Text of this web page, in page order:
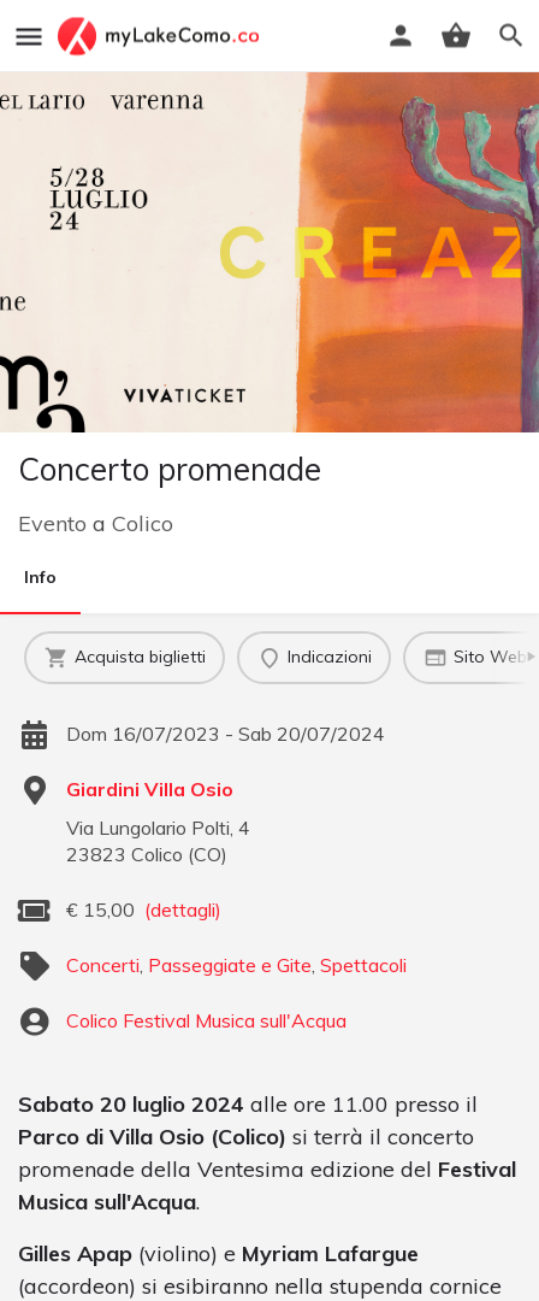
Concerto promenade
Evento a Colico
Info
Acquista biglietti Indicazioni Sito Web
Dom 16/07/2023 - Sab 20/07/2024
Giardini Villa Osio
Via Lungolario Polti, 4
23823 Colico (CO)
€ 15,00 (dettagli)
Concerti Passeggiate e Gite Spettacoli
Colico Festival Musica sull'Acqua
Sabato 20 luglio 2024 alle ore 11.00 presso il
Parco di Villa Osio (Colico) si terrà il concerto
promenade della Ventesima edizione del Festival
Musica sull'Acqua.
Gilles Apap (violino) e Myriam Lafargue
(accordeon) si esibiranno nella stupenda cornice